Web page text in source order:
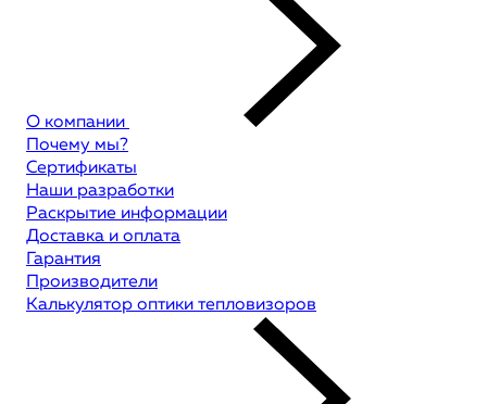
О компании
Почему мы?
Сертификаты
Наши разработки
Раскрытие информации
Доставка и оплата
Гарантия
Производители
Калькулятор оптики тепловизоров